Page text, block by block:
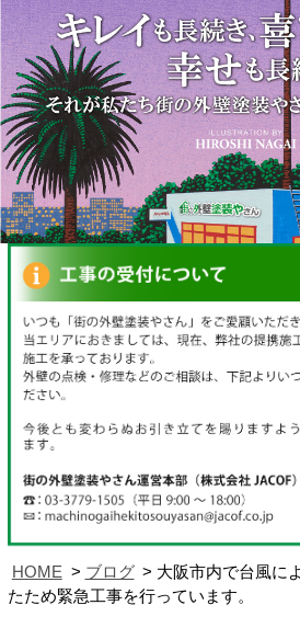
HOME ブログ
大阪市内で台風に
たため緊急工事を行っています。